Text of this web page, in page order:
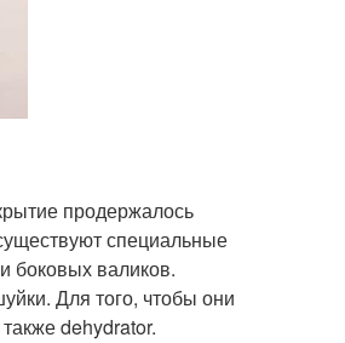
продержалось
специальные
боковых валиков.
Для того, чтобы они
dehydrator.